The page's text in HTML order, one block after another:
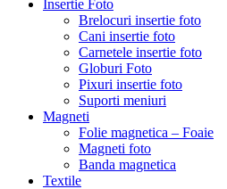
Insertie Foto
Brelocuri insertie foto
Cani insertie foto
Carnetele insertie foto
Globuri Foto
Pixuri insertie foto
Suporti meniuri
Magneti
Folie magnetica – Foaie
Magneti foto
Banda magnetica
Textile